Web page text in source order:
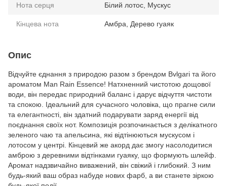
Нота серця Білий лотос, Мускус
Кінцева нота Амбра, Дерево гуаяк
Опис
Відчуйте єднання з природою разом з брендом Bvlgari та його
ароматом Man Rain Essence! Натхненний чистотою дощової
води, він передає природний баланс і дарує відчуття чистоти
та спокою. Ідеальний для сучасного чоловіка, що прагне сили
та елегантності, він здатний подарувати заряд енергії від
поєднання своїх нот. Композиція розпочинається з делікатного
зеленого чаю та апельсина, які відтінюються мускусом і
лотосом у центрі. Кінцевий же акорд дає змогу насолодитися
амброю з деревними відтінками гуаяку, що формують шлейф.
Аромат надзвичайно виважений, він свіжий і глибокий. З ним
будь-який ваш образ набуде нових фарб, а ви станете зіркою